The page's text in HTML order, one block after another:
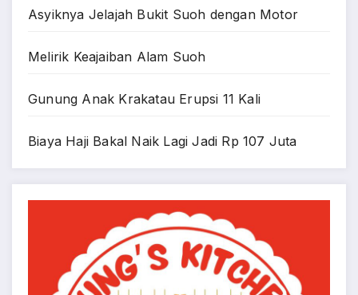
Asyiknya Jelajah Bukit Suoh dengan Motor
Melirik Keajaiban Alam Suoh
Gunung Anak Krakatau Erupsi 11 Kali
Biaya Haji Bakal Naik Lagi Jadi Rp 107 Juta